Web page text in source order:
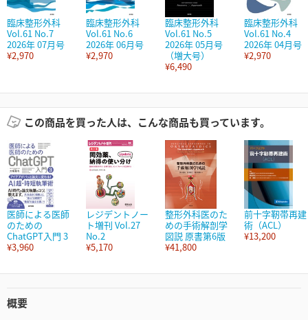
臨床整形外科
Vol.61 No.7
2026年 07月号
¥2,970
臨床整形外科
Vol.61 No.6
2026年 06月号
¥2,970
臨床整形外科
Vol.61 No.5
2026年 05月号
（増大号）
¥6,490
臨床整形外科
Vol.61 No.4
2026年 04月号
¥2,970
この商品を買った人は、こんな商品も買っています。
医師による医師
のための
ChatGPT入門 3
¥3,960
レジデントノー
ト増刊 Vol.27
No.2
¥5,170
整形外科医のた
めの手術解剖学
図説 原書第6版
¥41,800
前十字靭帯再建
術（ACL）
¥13,200
概要